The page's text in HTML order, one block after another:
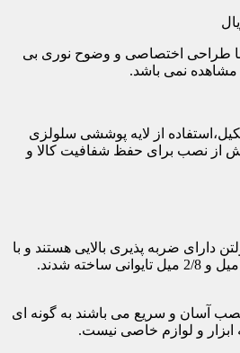
طراحی اختصاصی و وضوح نوری بی
مشاهده نمی باشد.
از لایه پوششی سلولزی
از نصب برای حفظ شفافیت کالا و
دارای ضربه پذیری بالایی هستند و با
آسان و سریع می باشند به گونه ای
ابزار و لوازم خاصی نیست.